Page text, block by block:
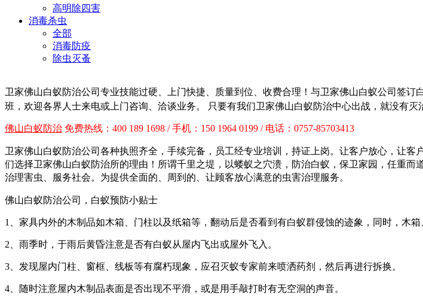
高明除四害
消毒杀虫
全部
消毒防疫
除虫灭蚤
卫家佛山白蚁防治公司专业技能过硬、上门快捷、质量到位、收费合理！ 与卫家佛山白蚁公司签订
班，欢迎各界人士来电或上门咨询、洽谈业务。
只要有我们卫家佛山白蚁防治中心出战，就没有灭
佛山白蚁防治 免费热线：400 189 1698 / 手机：150 1964 0199 / 电话：0757-85703413
卫家佛山白蚁防治公司各种执照齐全，手续完备，员工经专业培训，持证上岗。让客户放心，让
们选择卫家佛山白蚁防治所的理由！ 所谓千里之堤，以蝼蚁之穴溃，防治白蚁，保卫家园，任重而
治理害虫、服务社会。为提供全面的、周到的、让顾客放心满意的虫害治理服务。
佛山白蚁防治公司，白蚁预防小贴士
1、家具内外的木制品如木箱、门柱以及纸箱等，翻动后是否看到有白蚁群侵蚀的迹象，同时，木
2、雨季时，于雨后黄昏注意是否有白蚁从屋内飞出或屋外飞入。
3、发现屋内门柱、窗框、线板等有腐朽现象，应召灭蚁专家前来喷洒药剂，然后再进行拆换。
4、随时注意屋内木制品表面是否出现不平滑，或是用手敲打时有无空洞的声音。